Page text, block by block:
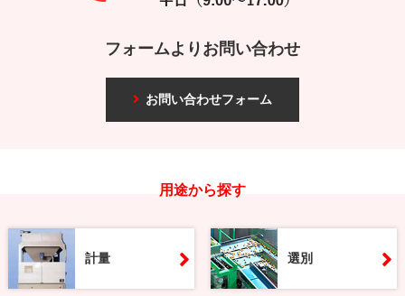
フォームよりお問い合わせ
お問い合わせフォーム
用途から探す
計量 選別